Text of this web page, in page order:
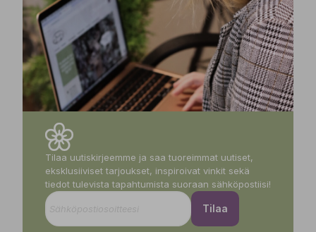
Tilaa uutiskirjeemme ja saa tuoreimmat uutiset,
eksklusiiviset tarjoukset, inspiroivat vinkit sekä
tiedot tulevista tapahtumista suoraan sähköpostiisi!
Tilaa